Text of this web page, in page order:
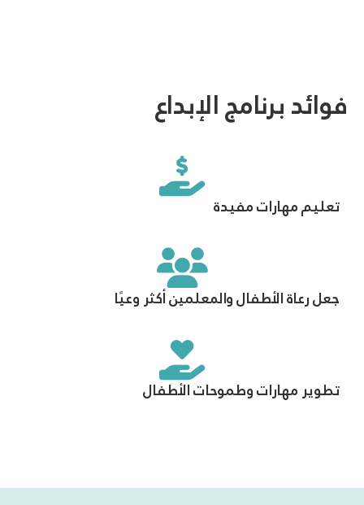
فوائد برنامج الإبداع
تعليم مهارات مفيدة
جعل رعاة الأطفال والمعلمين أكثر وعيًا
تطوير مهارات وطموحات الأطفال